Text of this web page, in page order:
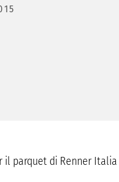
il parquet di Renner Italia